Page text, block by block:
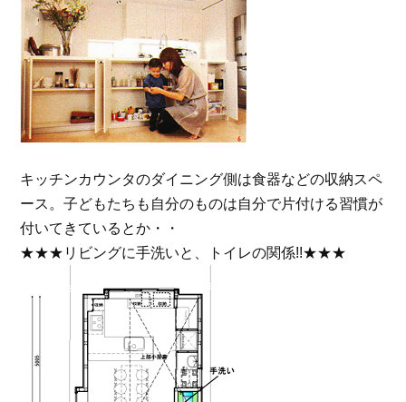
キッチンカウンタのダイニング側は食器などの収納スペ
ース。子どもたちも自分のものは自分で片付ける習慣が
付いてきているとか・・
★★★リビングに手洗いと、トイレの関係!!★★★